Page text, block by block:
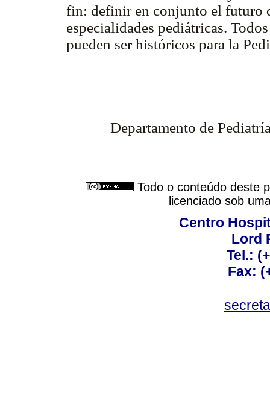
fin: definir en conjunto el futuro
especialidades pediátricas.
pueden ser históricos para la
Departamento de
Todo o conteúdo deste
licenciado sob
Centro
Lord
Tel.:
Fax: